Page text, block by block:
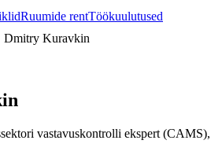
Ruumide rentTöökuulutused
Dmitry Kuravkin
vastavuskontrolli ekspert (CAMS),